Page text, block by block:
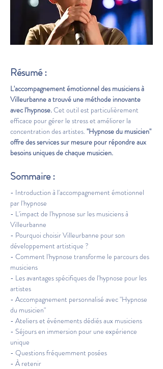
Résumé :
L'accompagnement émotionnel des musiciens à
Villeurbanne a trouvé une méthode innovante
avec l'hypnose. Cet outil est particulièrement
efficace pour gérer le stress et améliorer la
concentration des artistes. "Hypnose du musicien"
offre des services sur mesure pour répondre aux
besoins uniques de chaque musicien.
Sommaire :
- Introduction à l'accompagnement émotionnel
par l'hypnose
- L'impact de l'hypnose sur les musiciens à
Villeurbanne
- Pourquoi choisir Villeurbanne pour son
développement artistique ?
- Comment l'hypnose transforme le parcours des
musiciens
- Les avantages spécifiques de l'hypnose pour les
artistes
- Accompagnement personnalisé avec "Hypnose
du musicien"
- Ateliers et événements dédiés aux musiciens
- Séjours en immersion pour une expérience
unique
- Questions fréquemment posées
- À retenir